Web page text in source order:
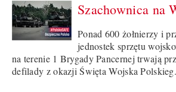
Szachownica na
Ponad 600 żołnierzy i
jednostek sprzętu
na terenie 1 Brygady Pancernej trwają
defilady z okazji Święta Wojska